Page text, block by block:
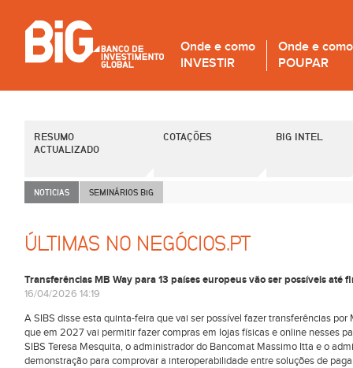
Onde e como
INVESTIR
Onde e como
POUPAR
RESUMO
ACTUALIZADO
COTAÇÕES BIG INTEL
NOTICIAS SEMINÁRIOS BiG
ÚLTIMAS NO NEGÓCIOS.PT
Transferências MB Way para 13 países europeus vão ser possíveis até
16/04/2026 14:19
A SIBS disse esta quinta-feira que vai ser possível fazer transferências por
que em 2027 vai permitir fazer compras em lojas físicas e online nesses
SIBS Teresa Mesquita, o administrador do Bancomat Massimo Itta e o
demonstração para comprovar a interoperabilidade entre soluções de